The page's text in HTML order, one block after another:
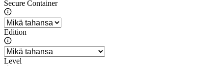
Secure Container
Edition
Level